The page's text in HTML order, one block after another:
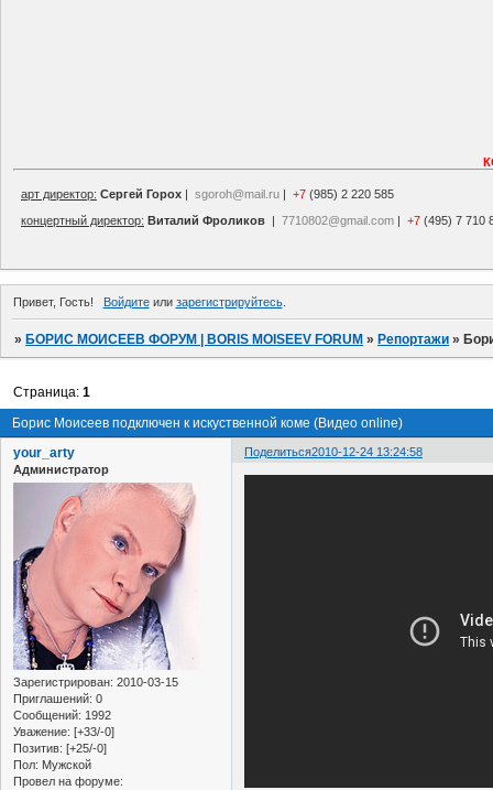
арт директор: Сергей Горох | sgoroh@mail.ru | +7 (985) 2 220 585
концертный директор: Виталий Фроликов | 7710802@gmail.com | +7 (495) 7 710
Привет, Гость! Войдитеили зарегистрируйтесь.
»БОРИС МОИСЕЕВ ФОРУМ | BORIS MOISEEV FORUM »Репортажи »
Борис Моисеев подключен к искуственной коме (Видео online)
Страница:1
Поделиться2010-12-24 13:24:58
your_arty
Администратор
Зарегистрирован: 2010-03-15
Приглашений: 0
Сообщений: 1992
Уважение: [+33/-0]
Позитив: [+25/-0]
Пол: Мужской
Провел на форуме: